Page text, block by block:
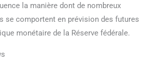
la manière dont de nombreux
se comportent en prévision des futures
monétaire de la Réserve fédérale.